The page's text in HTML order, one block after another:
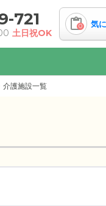
721
土日祝OK
0 気
介護施設一覧